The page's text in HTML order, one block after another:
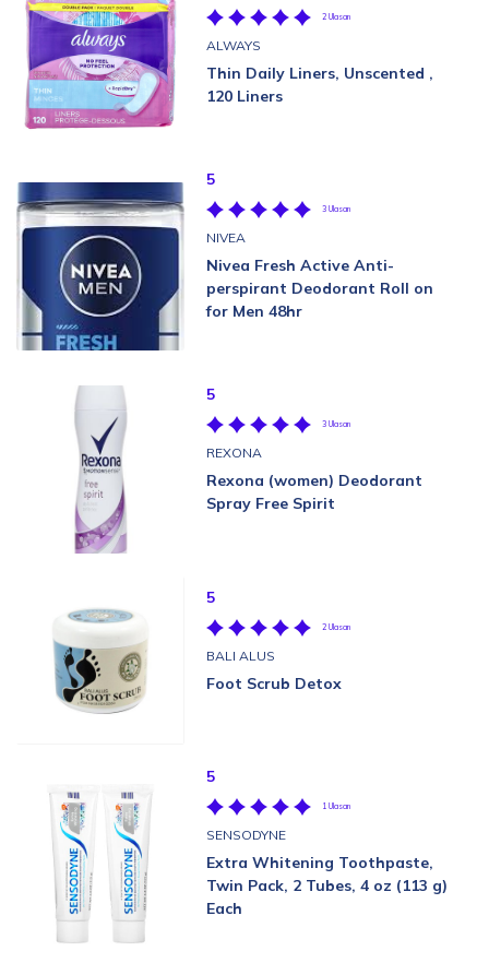
2 Ulasan
ALWAYS
Thin Daily Liners, Unscented ,
120 Liners
5
3 Ulasan
NIVEA
Nivea Fresh Active Anti-
perspirant Deodorant Roll on
for Men 48hr
5
3 Ulasan
REXONA
Rexona (women) Deodorant
Spray Free Spirit
5
2 Ulasan
BALI ALUS
Foot Scrub Detox
5
1 Ulasan
SENSODYNE
Extra Whitening Toothpaste,
Twin Pack, 2 Tubes, 4 oz (113 g)
Each